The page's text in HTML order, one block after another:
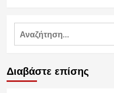
Αναζήτηση
Διαβάστε επίσης